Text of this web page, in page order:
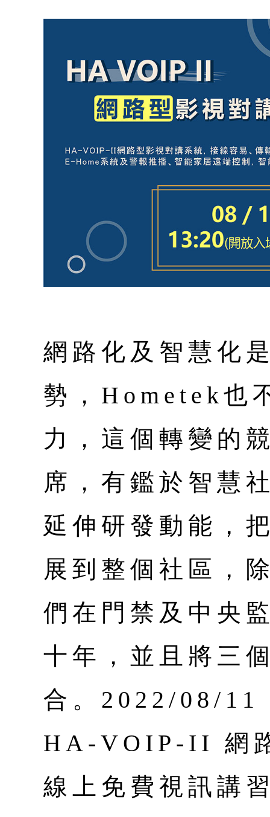
網路化及智慧化
勢，Hometek也
力，這個轉變的
席，有鑑於智慧
延伸研發動能，
展到整個社區，
們在門禁及中央
十年，並且將三
合。2022/08/11
HA-VOIP-II 網
線上免費視訊講